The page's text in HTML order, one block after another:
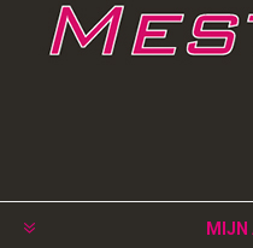
MIJN